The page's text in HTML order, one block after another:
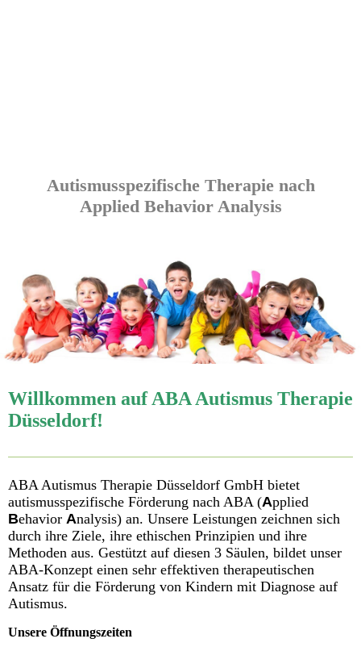
Autismusspezifische Therapie nach
Applied Behavior Analysis
Willkommen auf ABA Autismus Therapie
Düsseldorf!
ABA Autismus Therapie Düsseldorf GmbH bietet
autismusspezifische Förderung nach ABA (Applied
Behavior Analysis) an. Unsere Leistungen zeichnen sich
durch ihre Ziele, ihre ethischen Prinzipien und ihre
Methoden aus. Gestützt auf diesen 3 Säulen, bildet unser
ABA-Konzept einen sehr effektiven therapeutischen
Ansatz für die Förderung von Kindern mit Diagnose auf
Autismus.
Unsere Öffnungszeiten